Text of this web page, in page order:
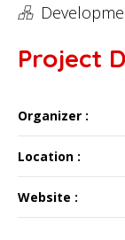
Project
Organizer :
Location :
Website :